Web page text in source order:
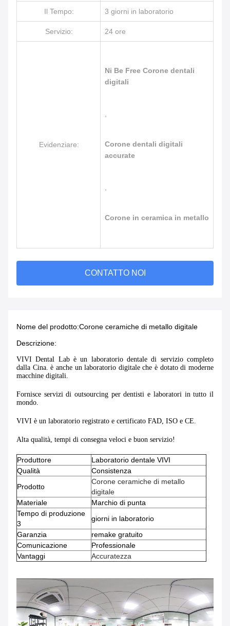
Il Tempo: 3 giorni in laboratorio
Servizio: 24 ore
Evidenziare:
Ni Be Free Corone dentali
digitali
Corone dentali digitali
accurate
Corone in ceramica in metallo
CONTATTO NOI
Nome del prodotto:Corone ceramiche di metallo digitale
Descrizione:
VIVI Dental Lab è un laboratorio dentale di servizio completo
dalla Cina. è anche un laboratorio digitale che è dotato di moderne
macchine digitali.
Fornisce servizi di outsourcing per dentisti e laboratori in tutto il
mondo.
VIVI è un laboratorio registrato e certificato FAD, ISO e CE.
Alta qualità, tempi di consegna veloci e buon servizio!
Produttore
Laboratorio dentale VIVI
Qualità
Consistenza
Prodotto
Corone ceramiche di metallo
digitale
Materiale
Marchio di punta
Tempo di produzione
3
giorni in laboratorio
Garanzia
remake gratuito
Comunicazione
Professionale
Vantaggi
Accuratezza